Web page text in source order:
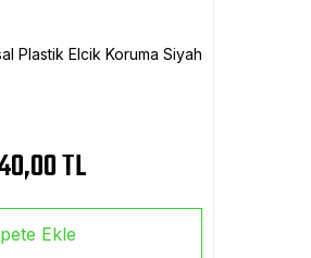
Plastik Elcik Koruma Siyah
TL
Ekle